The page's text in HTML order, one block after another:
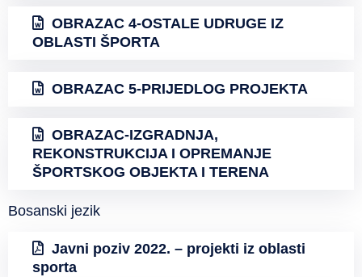
OBRAZAC 4-OSTALE UDRUGE IZ
OBLASTI ŠPORTA
OBRAZAC 5-PRIJEDLOG PROJEKTA
OBRAZAC-IZGRADNJA,
REKONSTRUKCIJA I OPREMANJE
ŠPORTSKOG OBJEKTA I TERENA
Bosanski jezik
Javni poziv 2022. – projekti iz oblasti
sporta